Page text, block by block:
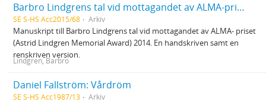
Barbro Lindgrens tal vid mottagandet av ALMA-priset
SE S-HS Acc2015/68 Arkiv
Manuskript till Barbro Lindgrens tal vid mottagandet av ALMA- priset
(Astrid Lindgren Memorial Award) 2014. En handskriven samt en
renskriven version.
Lindgren, Barbro
Daniel Fallström: Vårdröm
SE S-HS Acc1987/13 Arkiv